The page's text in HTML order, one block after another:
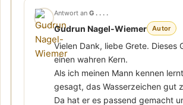
Antwort an G . . . .
Gudrun Nagel-Wiemer Autor
Vielen Dank, liebe Grete. Dieses
einen wahren Kern.
Als ich meinen Mann kennen
gesagt, das Wasserzeichen gut
Da hat er es passend gemacht